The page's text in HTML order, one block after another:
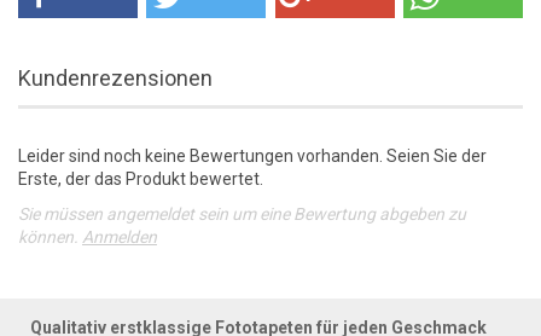
Kundenrezensionen
Leider sind noch keine Bewertungen vorhanden. Seien Sie der
Erste, der das Produkt bewertet.
Sie müssen angemeldet sein um eine Bewertung abgeben zu
können. Anmelden
Qualitativ erstklassige Fototapeten für jeden Geschmack